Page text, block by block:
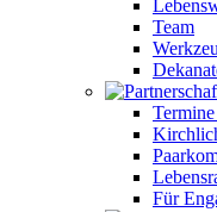
Team
Für